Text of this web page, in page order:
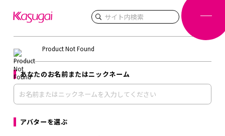
検索
Product Not Found
あなたのお名前またはニックネーム
アバターを選ぶ